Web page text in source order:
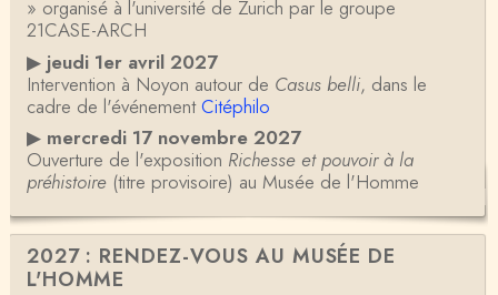
» organisé à l'université de Zurich par le groupe
21CASE-ARCH
▶ jeudi 1er avril 2027
Intervention à Noyon autour de Casus belli, dans le
cadre de l'événementCitéphilo
▶ mercredi 17 novembre 2027
Ouverture de l'exposition Richesse et pouvoir à la
préhistoire(titre provisoire) au Musée de l'Homme
2027 : RENDEZ-VOUS AU MUSÉE DE
L'HOMME